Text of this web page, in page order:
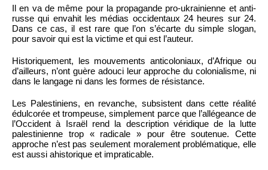
Il en va de même pour la propagande pro-ukrainienne et anti-
russe qui envahit les médias occidentaux 24 heures sur 24.
Dans ce cas, il est rare que l’on s’écarte du simple slogan,
pour savoir qui est la victime et qui est l’auteur.
Historiquement, les mouvements anticoloniaux, d’Afrique ou
d’ailleurs, n’ont guère adouci leur approche du colonialisme, ni
dans le langage ni dans les formes de résistance.
Les Palestiniens, en revanche, subsistent dans cette réalité
édulcorée et trompeuse, simplement parce que l’allégeance de
l’Occident à Israël rend la description véridique de la lutte
palestinienne trop « radicale » pour être soutenue. Cette
approche n’est pas seulement moralement problématique, elle
est aussi ahistorique et impraticable.